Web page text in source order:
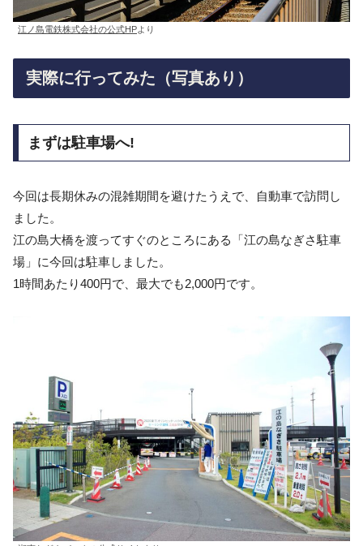
江ノ島電鉄株式会社の公式HPより
実際に行ってみた（写真あり）
まずは駐車場へ!
今回は長期休みの混雑期間を避けたうえで、自動車で訪問し
ました。
江の島大橋を渡ってすぐのところにある「江の島なぎさ駐車
場」に今回は駐車しました。
1時間あたり400円で、最大でも2,000円です。